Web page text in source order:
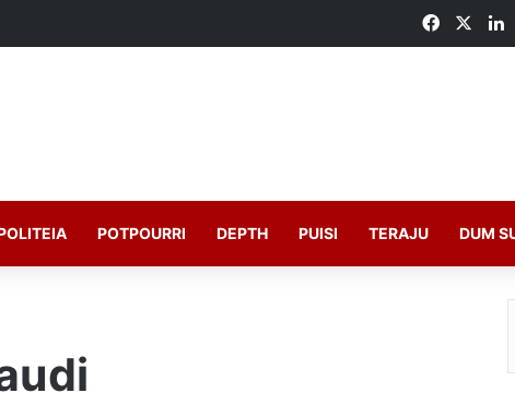
Facebook
POTPOURRI DEPTH PUISI TERAJU DUM